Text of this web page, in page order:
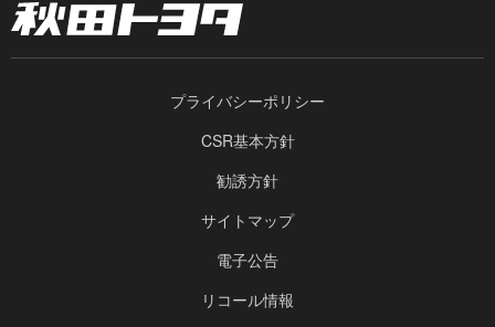
プライバシーポリシー
CSR基本方針
勧誘方針
サイトマップ
電子公告
リコール情報